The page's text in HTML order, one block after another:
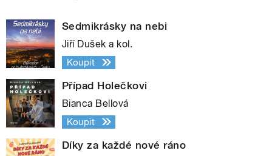
Sedmikrásky na nebi
Jiří Dušek a kol.
Koupit
Případ Holečkovi
Bianca Bellová
Koupit
Díky za každé nové ráno